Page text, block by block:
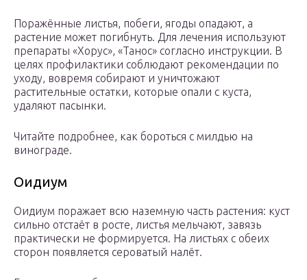
Поражённые листья, побеги, ягоды опадают, а
растение может погибнуть. Для лечения используют
препараты «Хорус», «Танос» согласно инструкции. В
целях профилактики соблюдают рекомендации по
уходу, вовремя собирают и уничтожают
растительные остатки, которые опали с куста,
удаляют пасынки.
Читайте подробнее, как бороться с милдью на
винограде.
Оидиум
Оидиум поражает всю наземную часть растения: куст
сильно отстаёт в росте, листья мельчают, завязь
практически не формируется. На листьях с обеих
сторон появляется сероватый налёт.